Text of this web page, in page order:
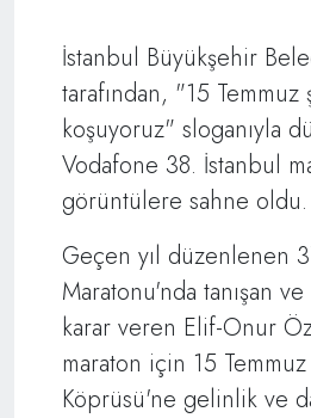
İstanbul Büyükşehir
tarafından, "15
koşuyoruz" sloganıyla
Vodafone 38. İstanbul
görüntülere sahne oldu.
Geçen yıl düzenlenen
Maratonu'nda tanışan
karar veren Elif-Onur
maraton için 15
Köprüsü'ne gelinlik ve